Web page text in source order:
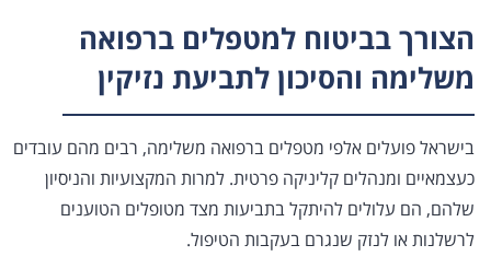
הצורך בביטוח למטפלים ברפואה
משלימה והסיכון לתביעת נזיקין
בישראל פועלים אלפי מטפלים ברפואה משלימה, רבים מהם עובדים
כעצמאיים ומנהלים קליניקה פרטית. למרות המקצועיות והניסיון
שלהם, הם עלולים להיתקל בתביעות מצד מטופלים הטוענים
לרשלנות או לנזק שנגרם בעקבות הטיפול.